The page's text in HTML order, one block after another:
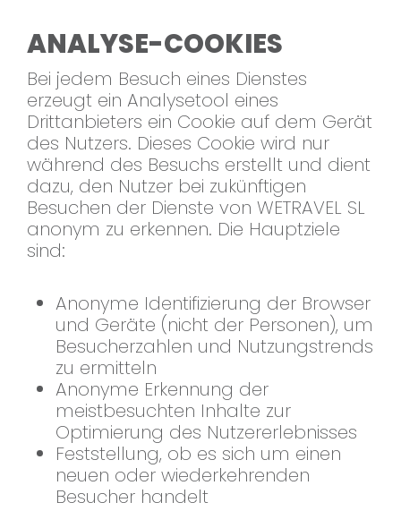
ANALYSE-COOKIES
Bei jedem Besuch eines Dienstes
erzeugt ein Analysetool eines
Drittanbieters ein Cookie auf dem Gerät
des Nutzers. Dieses Cookie wird nur
während des Besuchs erstellt und dient
dazu, den Nutzer bei zukünftigen
Besuchen der Dienste von WETRAVEL SL
anonym zu erkennen. Die Hauptziele
sind:
Anonyme Identifizierung der Browser
und Geräte (nicht der Personen), um
Besucherzahlen und Nutzungstrends
zu ermitteln
Anonyme Erkennung der
meistbesuchten Inhalte zur
Optimierung des Nutzererlebnisses
Feststellung, ob es sich um einen
neuen oder wiederkehrenden
Besucher handelt